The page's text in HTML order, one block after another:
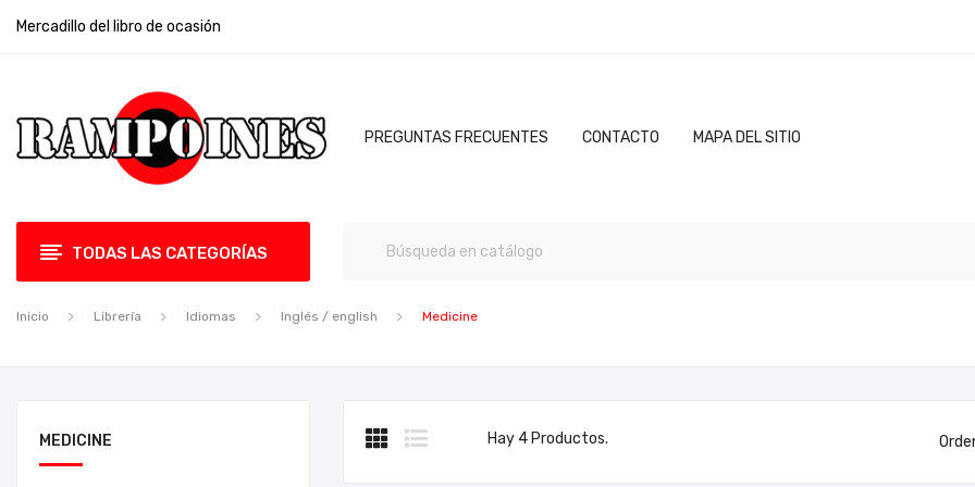
Mercadillo del libro de ocasión
PREGUNTAS FRECUENTES CONTACTO MAPA DEL SITIO
TODAS LAS CATEGORÍAS
Inicio Librería Idiomas Inglés / english Medicine
MEDICINE Hay 4 Productos.